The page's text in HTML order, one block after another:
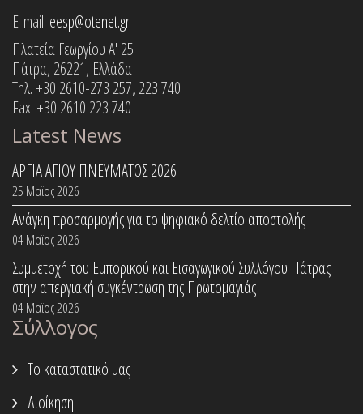
E-mail: eesp@otenet.gr
Πλατεία Γεωργίου Α' 25
Πάτρα, 26221, Ελλάδα
Τηλ. +30 2610-273 257, 223 740
Fax: +30 2610 223 740
Latest News
ΑΡΓΙΑ ΑΓΙΟΥ ΠΝΕΥΜΑΤΟΣ 2026
25 Μαϊος 2026
Ανάγκη προσαρμογής για το ψηφιακό δελτίο αποστολής
04 Μαϊος 2026
Συμμετοχή του Εμπορικού και Εισαγωγικού Συλλόγου Πάτρας
στην απεργιακή συγκέντρωση της Πρωτομαγιάς
04 Μαϊος 2026
Σύλλογος
Το καταστατικό μας
Διοίκηση